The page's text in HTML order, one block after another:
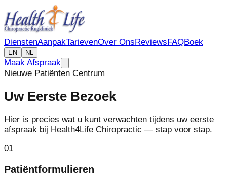
DienstenAanpakTarievenOver OnsReviewsFAQBoek
EN NL
Maak Afspraak
Nieuwe Patiënten Centrum
Uw Eerste Bezoek
Hier is precies wat u kunt verwachten tijdens uw eerste
afspraak bij Health4Life Chiropractic — stap voor stap.
01
Patiëntformulieren